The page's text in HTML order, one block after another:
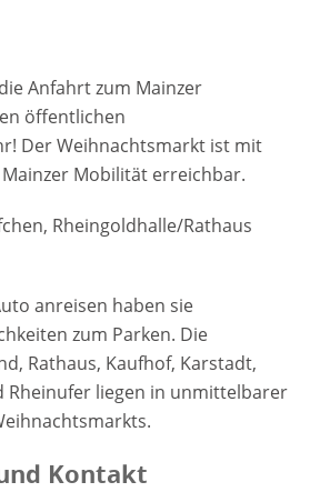
Anfahrt zum Mainzer
öffentlichen
Der Weihnachtsmarkt ist mit
Mobilität erreichbar.
Rheingoldhalle/Rathaus
anreisen haben sie
zum Parken. Die
Rathaus, Kaufhof, Karstadt,
Rheinufer liegen in unmittelbarer
Kontakt